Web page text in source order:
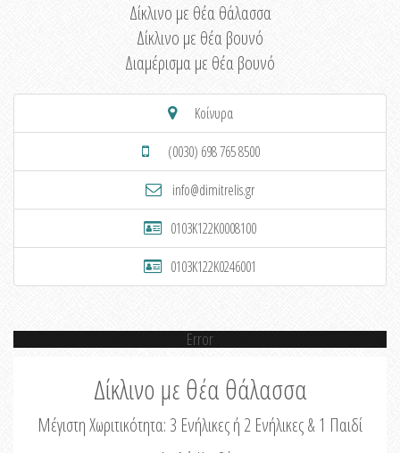
Δίκλινο με θέα θάλασσα
Δίκλινο με θέα βουνό
Διαμέρισμα με θέα βουνό
Κοίνυρα
(0030) 698 765 8500
info@dimitrelis.gr
0103K122K0008100
0103K122K0246001
Error
Δίκλινο με θέα θάλασσα
Μέγιστη Χωριτικότητα: 3 Ενήλικες ή 2 Ενήλικες & 1 Παιδί